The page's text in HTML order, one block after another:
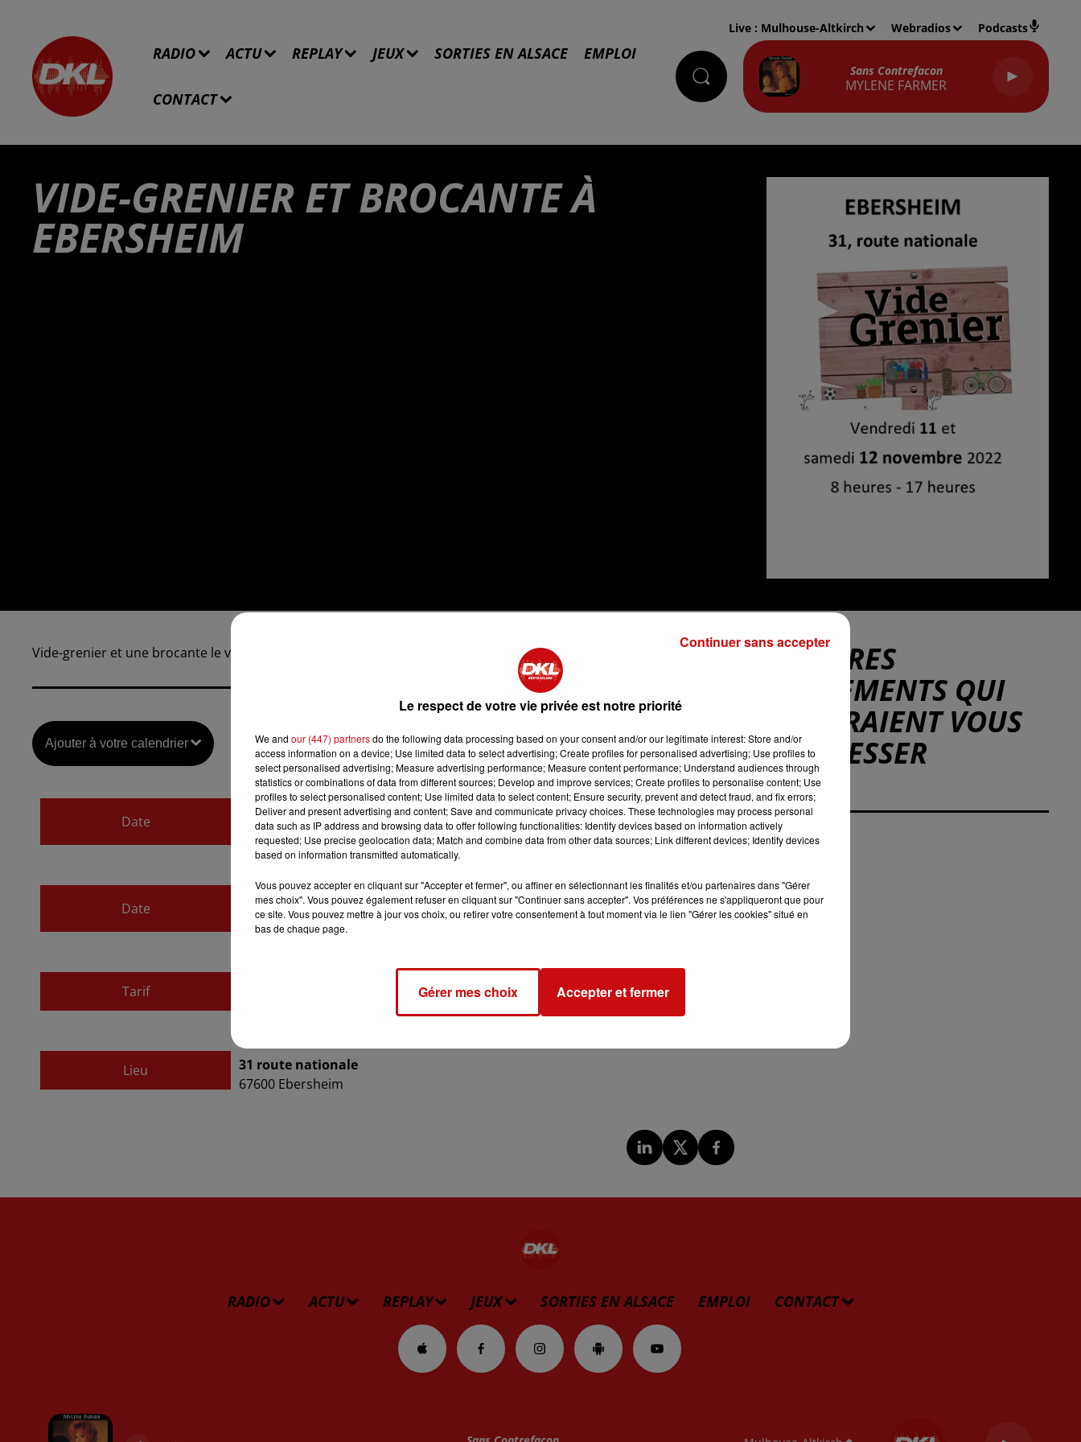
RADIO ACTU REPLAY JEUX SORTIES EN ALSACE EMPLOI
CONTACT
Live : Mulhouse-Altkirch Webradios Podcasts
Sans Contrefacon
MYLENE FARMER
VIDE-GRENIER ET BROCANTE À
EBERSHEIM
Vide-grenier et une brocante le vendredi 11 et le samedi 12 novembre au 31 route nationale à Ebersheim.
Ajouter à votre calendrier
Date
du11 novembre 2022 à 8h00
au11 novembre 2022 à 17h00
Date
du12 novembre 2022 à 8h00
au12 novembre 2022 à 17h00
Tarif
Lieu
31 route nationale
67600 Ebersheim
D'AUTRES
ÉVÉNEMENTS QUI
POURRAIENT VOUS
INTÉRESSER
RADIO ACTU REPLAY JEUX SORTIES EN ALSACE EMPLOI CONTACT
Le respect de votre vie privée est notre priorité
We and our (447) partnersdo the following data processing based on your consent and/or our legitimate interest: Store and/or
access information on a device; Use limited data to select advertising; Create profiles for personalised advertising; Use profiles to
select personalised advertising; Measure advertising performance; Measure content performance; Understand audiences through
statistics or combinations of data from different sources; Develop and improve services; Create profiles to personalise content; Use
profiles to select personalised content; Use limited data to select content; Ensure security, prevent and detect fraud, and fix errors;
Deliver and present advertising and content; Save and communicate privacy choices. These technologies may process personal
data such as IP address and browsing data to offer following functionalities: Identify devices based on information actively
requested; Use precise geolocation data; Match and combine data from other data sources; Link different devices; Identify devices
based on information transmitted automatically.
Vous pouvez accepter en cliquant sur "Accepter et fermer", ou affiner en sélectionnant les finalités et/ou partenaires dans "Gérer
mes choix". Vous pouvez également refuser en cliquant sur "Continuer sans accepter". Vos préférences ne s'appliqueront que pour
ce site. Vous pouvez mettre à jour vos choix, ou retirer votre consentement à tout moment via le lien "Gérer les cookies" situé en
bas de chaque page.
Gérer mes choix Accepter et fermer
Continuer sans accepter